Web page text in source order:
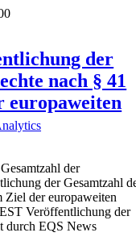
der
nach § 41
der
der Gesamtzahl
Ziel der europaweiten
Veröffentlichung der
durch EQS News